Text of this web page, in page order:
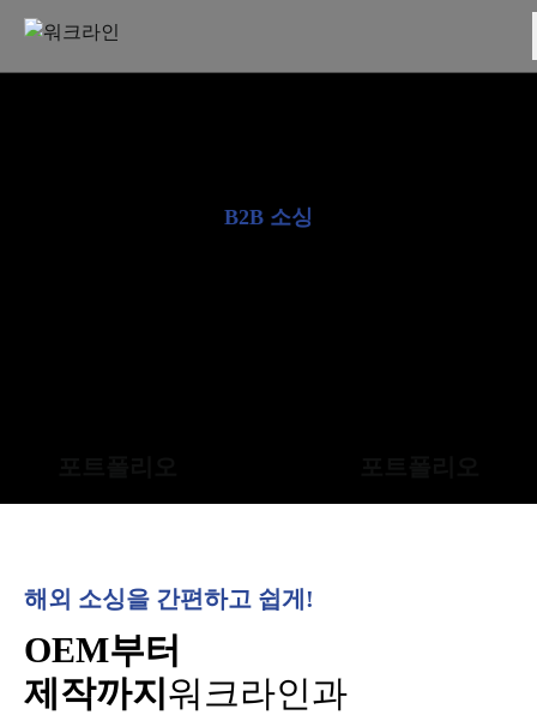
content
B2B 소싱
해외 소싱을 간편하고 쉽게!
OEM부터
제작까지 워크라인과